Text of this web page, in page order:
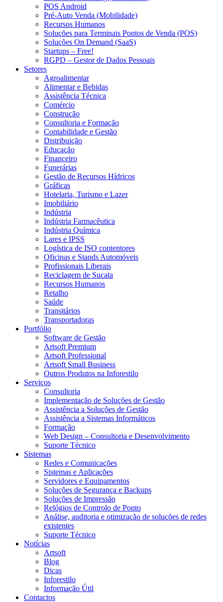
POS Android
Pré-Auto Venda (Mobilidade)
Recursos Humanos
Soluções para Terminais Pontos de Venda (POS)
Soluções On Demand (SaaS)
Startups – Free!
RGPD – Gestor de Dados Pessoais
Setores
Agroalimentar
Alimentar e Bebidas
Assistência Técnica
Comércio
Construção
Consultoria e Formação
Contabilidade e Gestão
Distribuição
Educação
Financeiro
Funerárias
Gestão de Recursos Hídricos
Gráficas
Hotelaria, Turismo e Lazer
Imobiliário
Indústria
Indústria Farmacêutica
Indústria Química
Lares e IPSS
Logística de ISO contentores
Oficinas e Stands Automóveis
Profissionais Liberais
Reciclagem de Sucata
Recursos Humanos
Retalho
Saúde
Transitários
Transportadoras
Portfólio
Software de Gestão
Artsoft Premium
Artsoft Professional
Artsoft Small Business
Outros Produtos na Inforestilo
Serviços
Consultoria
Implementação de Soluções de Gestão
Assistência a Soluções de Gestão
Assistência a Sistemas Informáticos
Formação
Web Design – Consultoria e Desenvolvimento
Suporte Técnico
Sistemas
Redes e Comunicações
Sistemas e Aplicações
Servidores e Equipamentos
Soluções de Segurança e Backups
Soluções de Impressão
Relógios de Controlo de Ponto
Análise, auditoria e otimização de soluções de redes
existentes
Suporte Técnico
Notícias
Artsoft
Blog
Dicas
Inforestilo
Informação Útil
Contactos